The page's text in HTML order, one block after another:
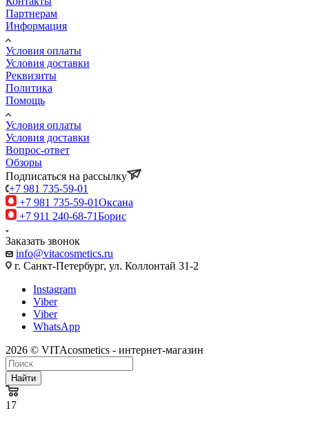
Партнерам
Информация
Условия оплаты
Условия доставки
Реквизиты
Политика
Помощь
Условия оплаты
Условия доставки
Вопрос-ответ
Обзоры
Подписаться на рассылку
+7 981 735-59-01
+7 981 735-59-01Оксана
+7 911 240-68-71Борис
Заказать звонок
info@vitacosmetics.ru
г. Санкт-Петербург, ул. Коллонтай 31-2
Instagram
Viber
Viber
WhatsApp
2026 © VITAcosmetics - интернет-магазин
Найти
17